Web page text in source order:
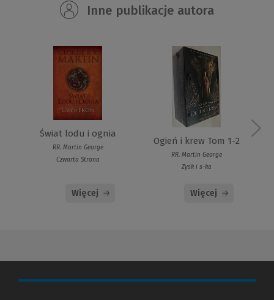
Inne publikacje autora
Świat lodu i ognia
RR. Martin George
Czwarta Strona
Więcej
Ogień i krew Tom 1-2
RR. Martin George
Zysk i s-ka
Więcej